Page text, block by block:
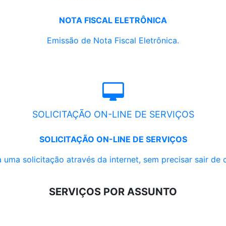
NOTA FISCAL ELETRÔNICA
Emissão de Nota Fiscal Eletrônica.
SOLICITAÇÃO ON-LINE DE SERVIÇOS
SOLICITAÇÃO ON-LINE DE SERVIÇOS
uma solicitação através da internet, sem precisar sair de
SERVIÇOS POR ASSUNTO